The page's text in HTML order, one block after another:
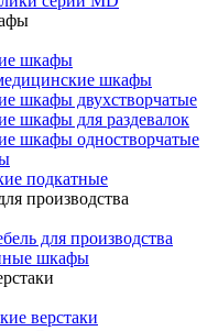
шкафы
шкафы
шкафы двухстворчатые
шкафы для раздевалок
шкафы одностворчатые
подкатные
производства
для производства
шкафы
верстаки